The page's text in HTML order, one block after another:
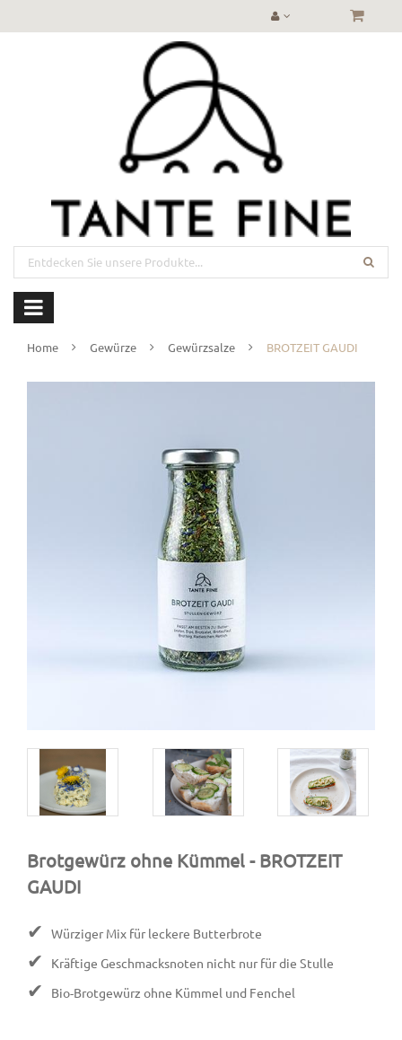
Home Gewürze Gewürzsalze BROTZEIT GAUDI
Brotgewürz ohne Kümmel - BROTZEIT
GAUDI
✔ Würziger Mix für leckere Butterbrote
✔ Kräftige Geschmacksnoten nicht nur für die Stulle
✔ Bio-Brotgewürz ohne Kümmel und Fenchel